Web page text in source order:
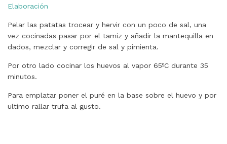
Elaboración
Pelar las patatas trocear y hervir con un poco de sal, una
vez cocinadas pasar por el tamiz y añadir la mantequilla en
dados, mezclar y corregir de sal y pimienta.
Por otro lado cocinar los huevos al vapor 65ºC durante 35
minutos.
Para emplatar poner el puré en la base sobre el huevo y por
ultimo rallar trufa al gusto.